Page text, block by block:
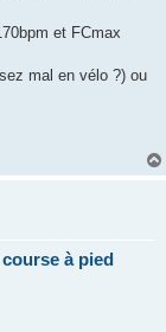
et FCmax
mal en vélo ?) ou
à pied